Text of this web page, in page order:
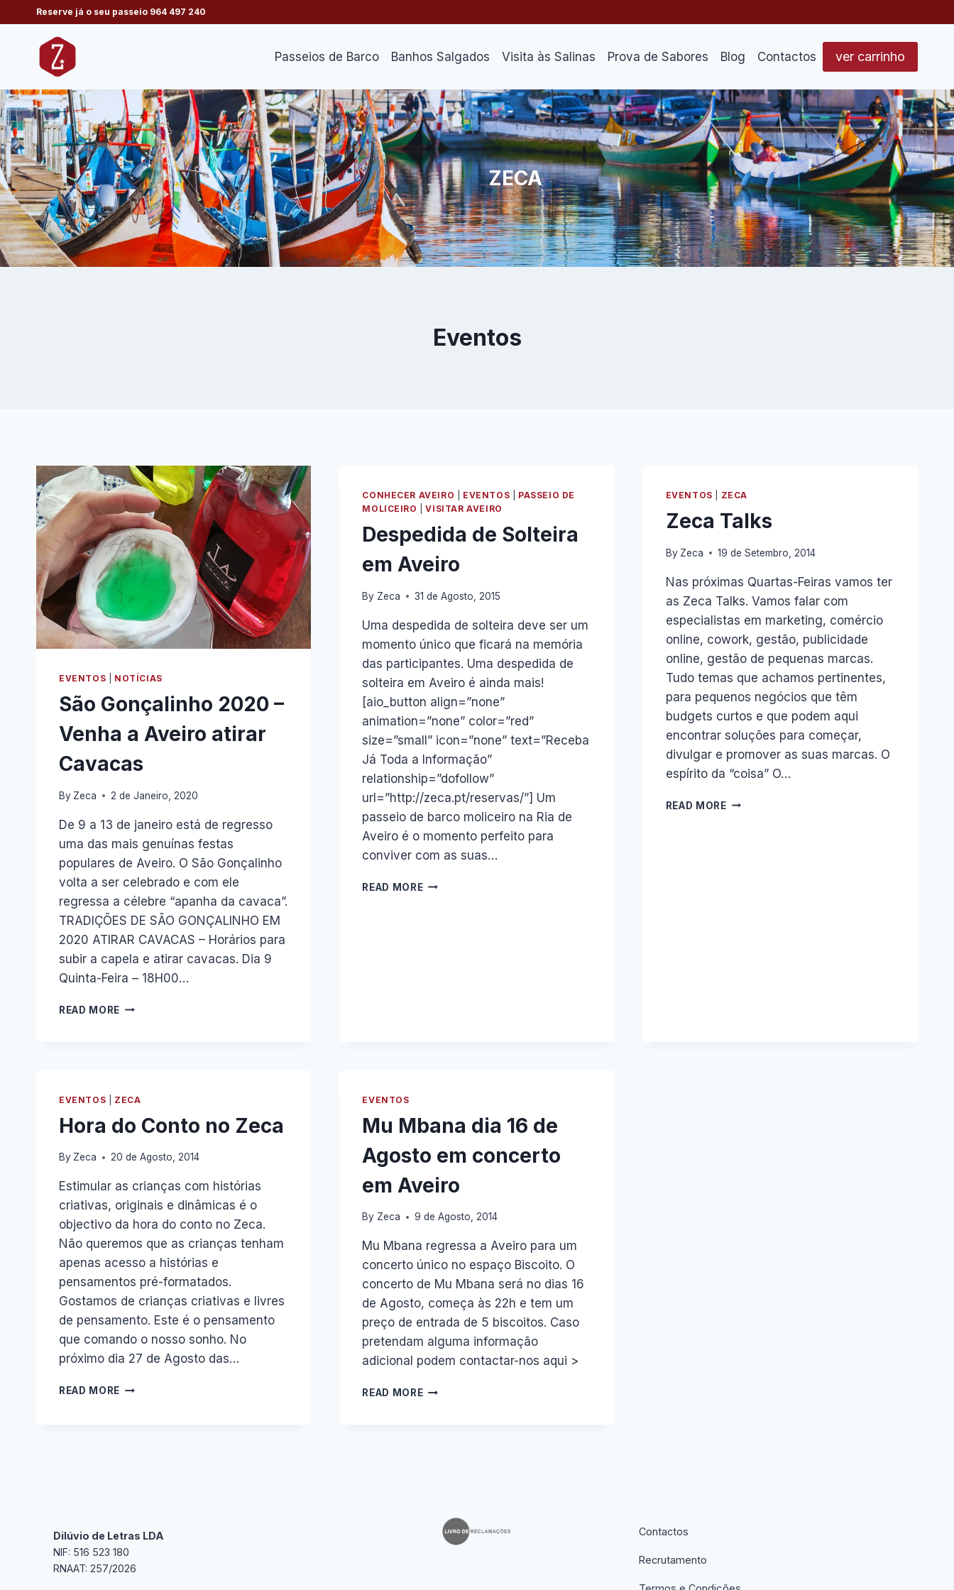
to
content
Reserve já o seu passeio 964 497 240
ver carrinho
Passeios de Barco Banhos Salgados Visita às Salinas Prova de Sabores Blog Contactos
ZECA
Eventos
EVENTOS NOTÍCIAS
São Gonçalinho 2020 –
Venha a Aveiro atirar
Cavacas
By Zeca 2 de Janeiro, 2020
De 9 a 13 de janeiro está de regresso
uma das mais genuínas festas
populares de Aveiro. O São Gonçalinho
volta a ser celebrado e com ele
regressa a célebre “apanha da cavaca”.
TRADIÇÕES DE SÃO GONÇALINHO EM
2020 ATIRAR CAVACAS – Horários para
subir a capela e atirar cavacas. Dia 9
Quinta-Feira – 18H00…
READ MORE SÃO
AVEIRO
CAVACAS
CONHECER AVEIRO EVENTOS
PASSEIO DE
MOLICEIRO
|VISITAR AVEIRO
Despedida de Solteira
em Aveiro
By Zeca 31 de Agosto, 2015
Uma despedida de solteira deve ser um
momento único que ficará na memória
das participantes. Uma despedida de
solteira em Aveiro é ainda mais!
[aio_button align=”none”
animation=”none” color=”red”
size=”small” icon=”none” text=”Receba
Já Toda a Informação”
relationship=”dofollow”
url=”http://zeca.pt/reservas/”] Um
passeio de barco moliceiro na Ria de
Aveiro é o momento perfeito para
conviver com as suas…
READ MOREDESPEDIDA
EVENTOS ZECA
Zeca Talks
By Zeca 19 de Setembro, 2014
Nas próximas Quartas-Feiras vamos ter
as Zeca Talks. Vamos falar com
especialistas em marketing, comércio
online, cowork, gestão, publicidade
online, gestão de pequenas marcas.
Tudo temas que achamos pertinentes,
para pequenos negócios que têm
budgets curtos e que podem aqui
encontrar soluções para começar,
divulgar e promover as suas marcas. O
espírito da “coisa” O…
READ MOREZECA
EVENTOS ZECA
Hora do Conto no Zeca
By Zeca 20 de Agosto, 2014
Estimular as crianças com histórias
criativas, originais e dinâmicas é o
objectivo da hora do conto no Zeca.
Não queremos que as crianças tenham
apenas acesso a histórias e
pensamentos pré-formatados.
Gostamos de crianças criativas e livres
de pensamento. Este é o pensamento
que comando o nosso sonho. No
próximo dia 27 de Agosto das…
READ MORE HORA
EVENTOS
Mu Mbana dia 16 de
Agosto em concerto
em Aveiro
By Zeca 9 de Agosto, 2014
Mu Mbana regressa a Aveiro para um
concerto único no espaço Biscoito. O
concerto de Mu Mbana será no dias 16
de Agosto, começa às 22h e tem um
preço de entrada de 5 biscoitos. Caso
pretendam alguma informação
adicional podem contactar-nos aqui >
READ MOREMU
AVEIRO
Dilúvio de Letras LDA
NIF: 516 523 180
RNAAT: 257/2026
Contactos
Recrutamento